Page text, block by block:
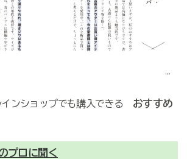
インショップでも購入できる おすすめ
ロに聞く